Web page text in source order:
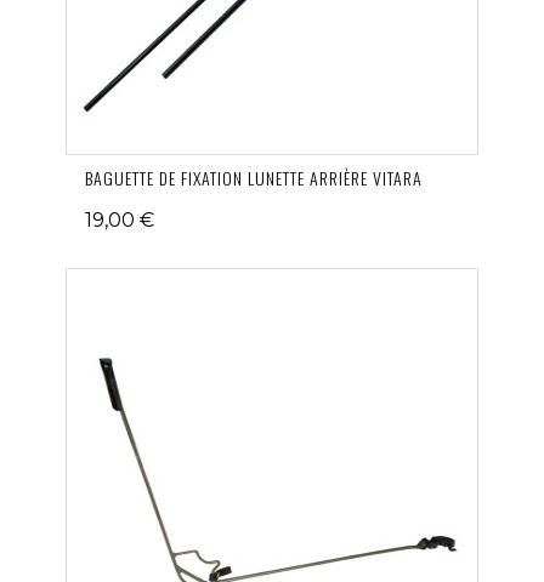
BAGUETTE DE FIXATION LUNETTE ARRIÈRE VITARA
19,00 €